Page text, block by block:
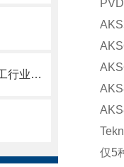
耐腐蚀计量泵选型全攻略：化工行业精准加药如何选对设备
仅5